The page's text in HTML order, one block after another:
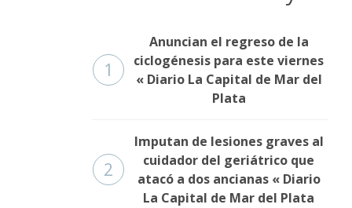
1
Anuncian el regreso de la
ciclogénesis para este viernes
« Diario La Capital de Mar del
Plata
2
Imputan de lesiones graves al
cuidador del geriátrico que
atacó a dos ancianas « Diario
La Capital de Mar del Plata